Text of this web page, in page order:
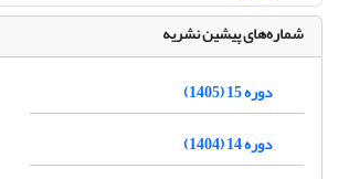
شماره‌های پیشین نشریه
دوره 15 (1405)
دوره 14 (1404)